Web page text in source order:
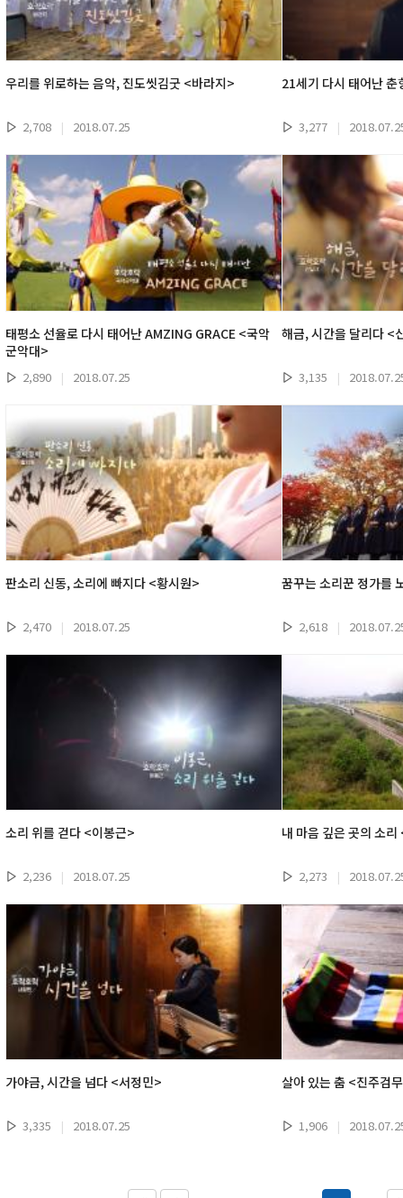
우리를 위로하는 음악, 진도씻김굿 <바라지>
2,708 | 2018.07.25
21세기 다시 태어난
3,277 |
태평소 선율로 다시 태어난 AMZING GRACE <국악
군악대>
2,890 | 2018.07.25
해금, 시간을 달리다 <
3,135 |
판소리 신동, 소리에 빠지다 <황시원>
2,470 | 2018.07.25
꿈꾸는 소리꾼 정가를
2,618 |
소리 위를 걷다 <이봉근>
2,236 | 2018.07.25
내 마음 깊은 곳의 소
2,273 |
가야금, 시간을 넘다 <서정민>
3,335 | 2018.07.25
살아 있는 춤 <진주검
1,906 |